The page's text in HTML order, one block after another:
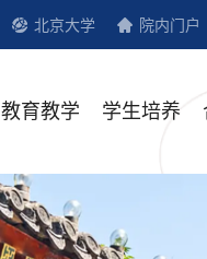
北京大学 院内门户
教育教学 学生培养